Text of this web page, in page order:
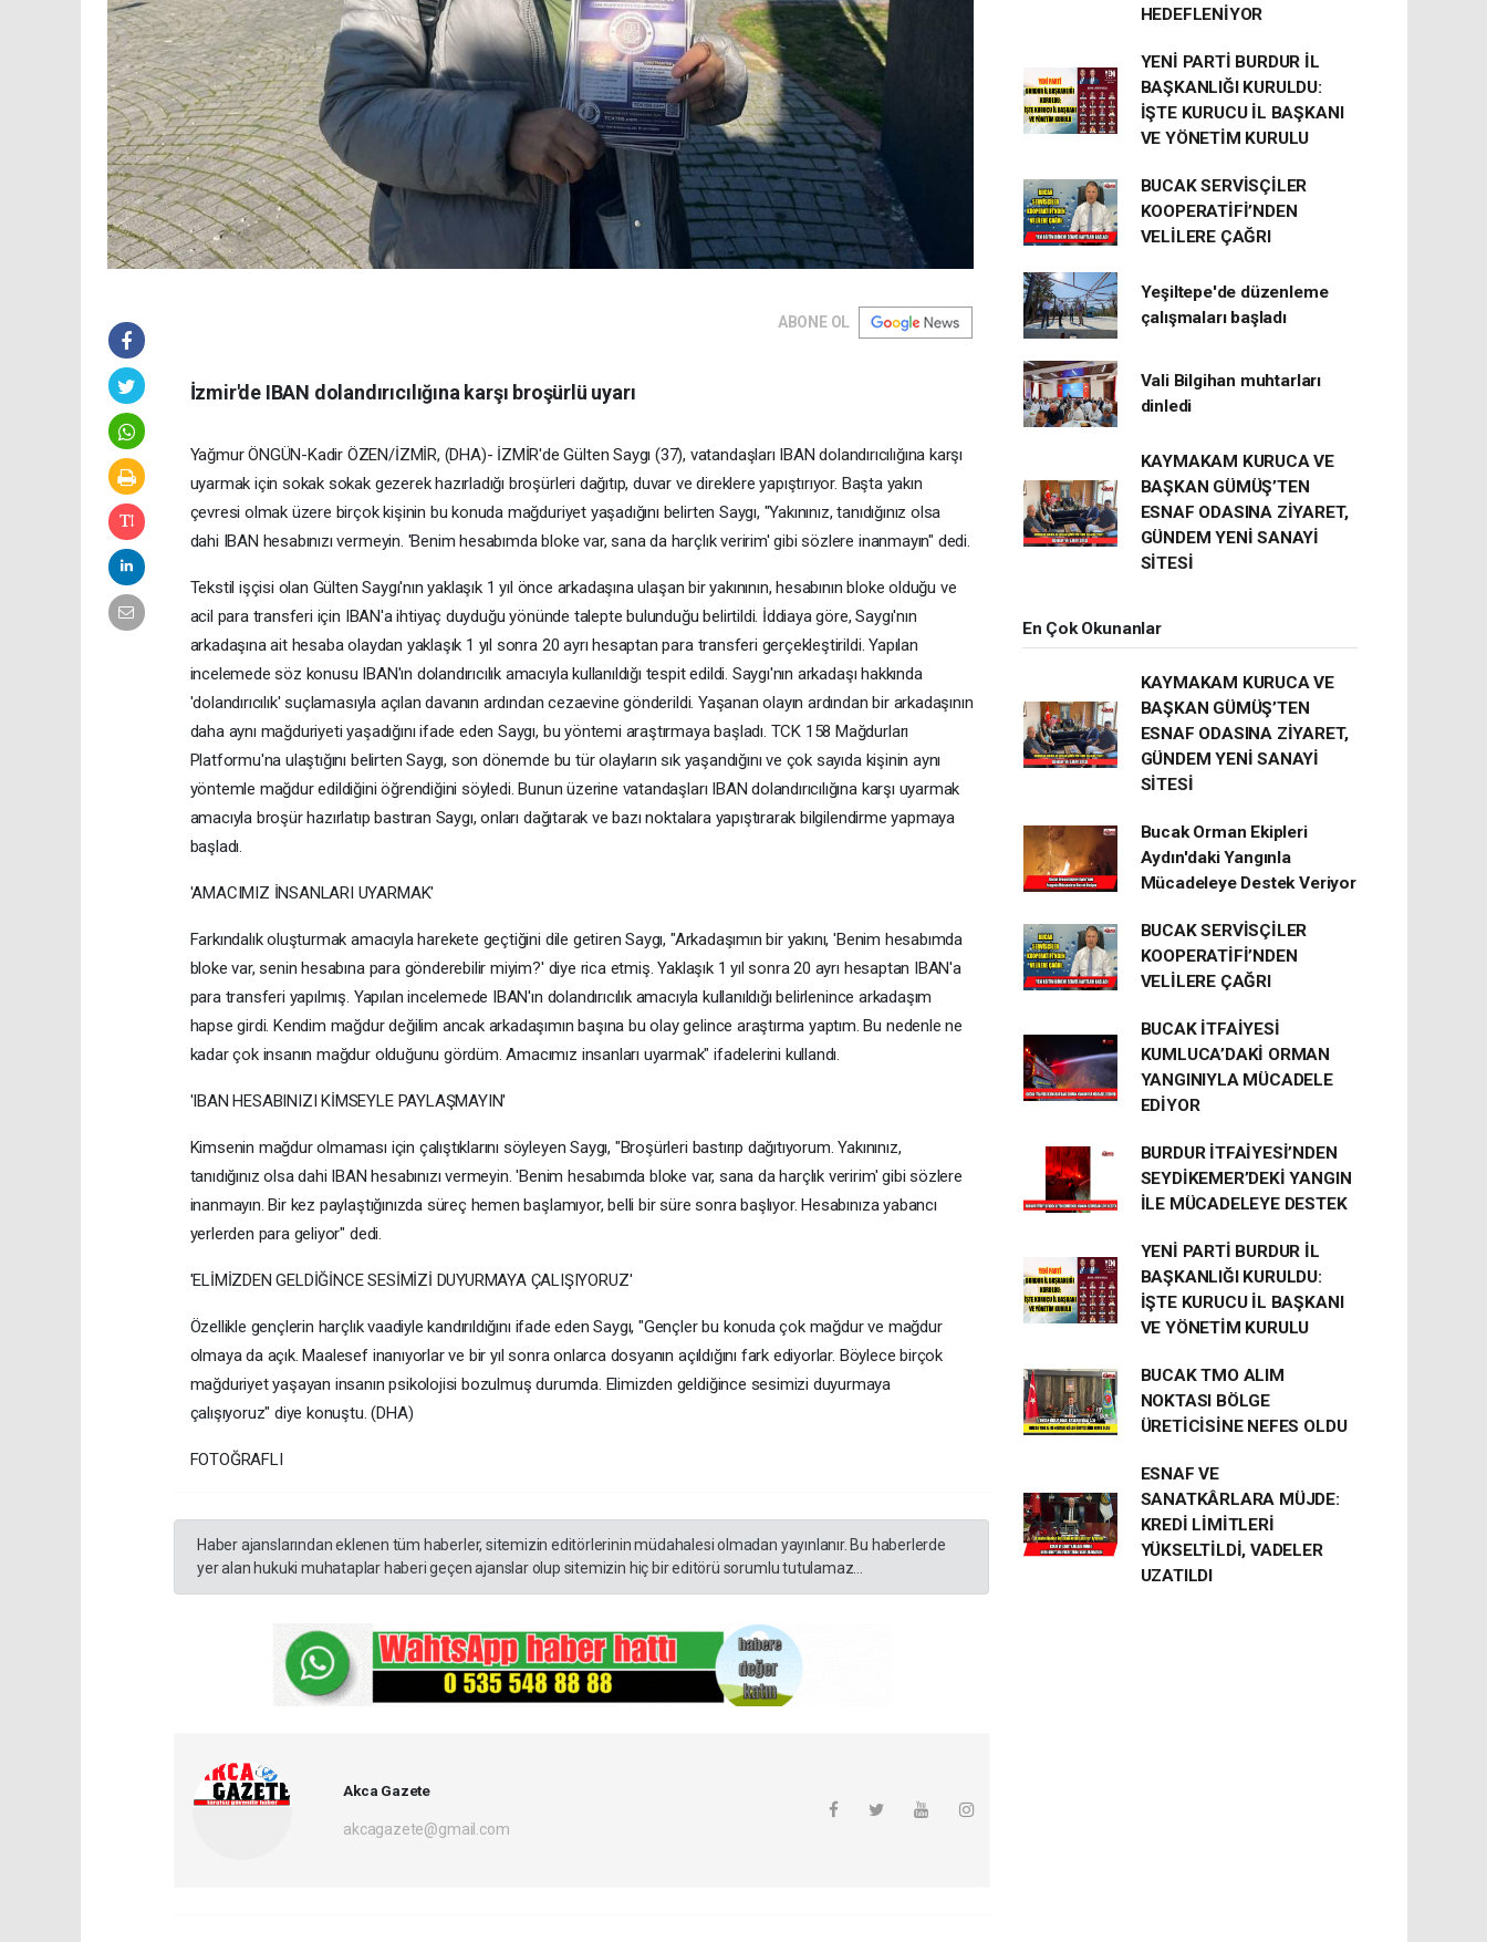
ABONE OL
İzmir'de IBAN dolandırıcılığına karşı broşürlü uyarı
Yağmur ÖNGÜN-Kadir ÖZEN/İZMİR, (DHA)- İZMİR'de Gülten Saygı (37), vatandaşları IBAN dolandırıcılığına karşı
uyarmak için sokak sokak gezerek hazırladığı broşürleri dağıtıp, duvar ve direklere yapıştırıyor. Başta yakın
çevresi olmak üzere birçok kişinin bu konuda mağduriyet yaşadığını belirten Saygı, "Yakınınız, tanıdığınız olsa
dahi IBAN hesabınızı vermeyin. 'Benim hesabımda bloke var, sana da harçlık veririm' gibi sözlere inanmayın" dedi.
Tekstil işçisi olan Gülten Saygı'nın yaklaşık 1 yıl önce arkadaşına ulaşan bir yakınının, hesabının bloke olduğu ve
acil para transferi için IBAN'a ihtiyaç duyduğu yönünde talepte bulunduğu belirtildi. İddiaya göre, Saygı'nın
arkadaşına ait hesaba olaydan yaklaşık 1 yıl sonra 20 ayrı hesaptan para transferi gerçekleştirildi. Yapılan
incelemede söz konusu IBAN'ın dolandırıcılık amacıyla kullanıldığı tespit edildi. Saygı'nın arkadaşı hakkında
'dolandırıcılık' suçlamasıyla açılan davanın ardından cezaevine gönderildi. Yaşanan olayın ardından bir arkadaşının
daha aynı mağduriyeti yaşadığını ifade eden Saygı, bu yöntemi araştırmaya başladı. TCK 158 Mağdurları
Platformu'na ulaştığını belirten Saygı, son dönemde bu tür olayların sık yaşandığını ve çok sayıda kişinin aynı
yöntemle mağdur edildiğini öğrendiğini söyledi. Bunun üzerine vatandaşları IBAN dolandırıcılığına karşı uyarmak
amacıyla broşür hazırlatıp bastıran Saygı, onları dağıtarak ve bazı noktalara yapıştırarak bilgilendirme yapmaya
başladı.
'AMACIMIZ İNSANLARI UYARMAK'
Farkındalık oluşturmak amacıyla harekete geçtiğini dile getiren Saygı, "Arkadaşımın bir yakını, 'Benim hesabımda
bloke var, senin hesabına para gönderebilir miyim?' diye rica etmiş. Yaklaşık 1 yıl sonra 20 ayrı hesaptan IBAN'a
para transferi yapılmış. Yapılan incelemede IBAN'ın dolandırıcılık amacıyla kullanıldığı belirlenince arkadaşım
hapse girdi. Kendim mağdur değilim ancak arkadaşımın başına bu olay gelince araştırma yaptım. Bu nedenle ne
kadar çok insanın mağdur olduğunu gördüm. Amacımız insanları uyarmak" ifadelerini kullandı.
'IBAN HESABINIZI KİMSEYLE PAYLAŞMAYIN'
Kimsenin mağdur olmaması için çalıştıklarını söyleyen Saygı, "Broşürleri bastırıp dağıtıyorum. Yakınınız,
tanıdığınız olsa dahi IBAN hesabınızı vermeyin. 'Benim hesabımda bloke var, sana da harçlık veririm' gibi sözlere
inanmayın. Bir kez paylaştığınızda süreç hemen başlamıyor, belli bir süre sonra başlıyor. Hesabınıza yabancı
yerlerden para geliyor" dedi.
'ELİMİZDEN GELDİĞİNCE SESİMİZİ DUYURMAYA ÇALIŞIYORUZ'
Özellikle gençlerin harçlık vaadiyle kandırıldığını ifade eden Saygı, "Gençler bu konuda çok mağdur ve mağdur
olmaya da açık. Maalesef inanıyorlar ve bir yıl sonra onlarca dosyanın açıldığını fark ediyorlar. Böylece birçok
mağduriyet yaşayan insanın psikolojisi bozulmuş durumda. Elimizden geldiğince sesimizi duyurmaya
çalışıyoruz" diye konuştu. (DHA)
FOTOĞRAFLI
Haber ajanslarından eklenen tüm haberler, sitemizin editörlerinin müdahalesi olmadan yayınlanır. Bu haberlerde
yer alan hukuki muhataplar haberi geçen ajanslar olup sitemizin hiç bir editörü sorumlu tutulamaz...
Akca Gazete
akcagazete@gmail.com
HEDEFLENİYOR
YENİ PARTİ BURDUR İL
BAŞKANLIĞI KURULDU:
İŞTE KURUCU İL BAŞKANI
VE YÖNETİM KURULU
BUCAK SERVİSÇİLER
KOOPERATİFİ’NDEN
VELİLERE ÇAĞRI
Yeşiltepe'de düzenleme
çalışmaları başladı
Vali Bilgihan muhtarları
dinledi
KAYMAKAM KURUCA VE
BAŞKAN GÜMÜŞ’TEN
ESNAF ODASINA ZİYARET,
GÜNDEM YENİ SANAYİ
SİTESİ
En Çok Okunanlar
KAYMAKAM KURUCA VE
BAŞKAN GÜMÜŞ’TEN
ESNAF ODASINA ZİYARET,
GÜNDEM YENİ SANAYİ
SİTESİ
Bucak Orman Ekipleri
Aydın'daki Yangınla
Mücadeleye Destek Veriyor
BUCAK SERVİSÇİLER
KOOPERATİFİ’NDEN
VELİLERE ÇAĞRI
BUCAK İTFAİYESİ
KUMLUCA’DAKİ ORMAN
YANGINIYLA MÜCADELE
EDİYOR
BURDUR İTFAİYESİ’NDEN
SEYDİKEMER’DEKİ YANGIN
İLE MÜCADELEYE DESTEK
YENİ PARTİ BURDUR İL
BAŞKANLIĞI KURULDU:
İŞTE KURUCU İL BAŞKANI
VE YÖNETİM KURULU
BUCAK TMO ALIM
NOKTASI BÖLGE
ÜRETİCİSİNE NEFES OLDU
ESNAF VE
SANATKÂRLARA MÜJDE:
KREDİ LİMİTLERİ
YÜKSELTİLDİ, VADELER
UZATILDI